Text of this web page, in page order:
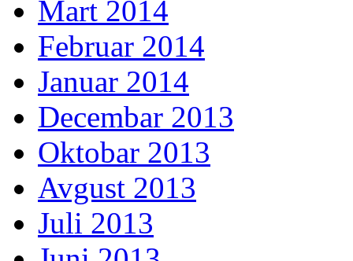
Mart 2014
Februar 2014
Januar 2014
Decembar 2013
Oktobar 2013
Avgust 2013
Juli 2013